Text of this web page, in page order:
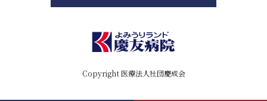
Copyright 医療法人社団慶成会